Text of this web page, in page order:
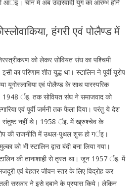
आर्इ। चीन में अब उदारवादी युग का आरम्भ होने
हंगरी एवं पोलैण्ड में
को लेकर सोवियत संघ का पश्चिमी
का परिणाम शीत युद्ध था। स्टालिन ने पूर्वी यूरोप
यूगोस्लाविया एवं पोलैण्ड के साथ पारस्परिक
1948 र्इ. तक सोवियत संघ ने समाजवाद को
एवं पूर्वी जर्मनी तक फैला दिया। परंतु ये देश
संतुष्ट नहीं थे। 1958 र्इ. में ख्रुश्चेव के
की राजनीति में उथल-पुथल शुरू हो गर्इ।
को भी स्टालिन द्वारा बंदी बना लिया गया।
की तानाशाही से तृस्त था। जून 1957 र्इ. में
एवं बेहतर जीवन स्तर के लिए विद्रोह कर
सरकार ने इसे दबाने के प्रयास किये। लेकिन